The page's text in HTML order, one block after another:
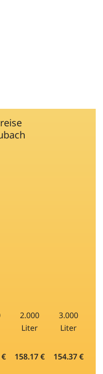
2.000
Liter
3.000
Liter
158.17 € 154.37 €